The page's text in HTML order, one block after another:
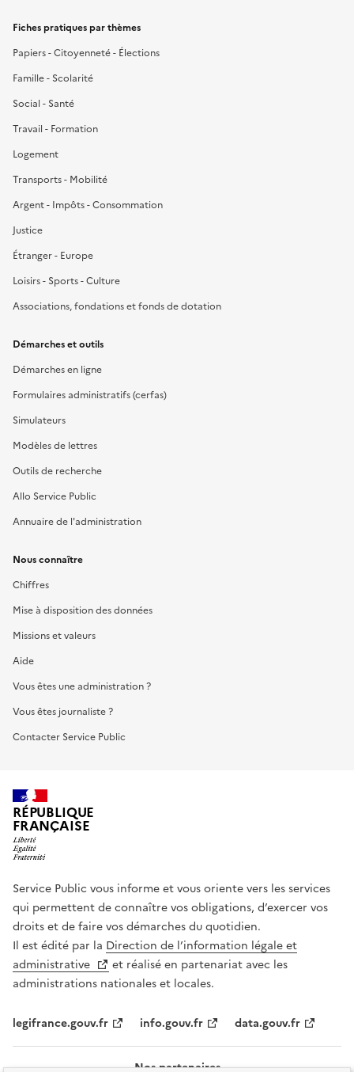
Fiches pratiques par thèmes
Papiers - Citoyenneté - Élections
Famille - Scolarité
Social - Santé
Travail - Formation
Logement
Transports - Mobilité
Argent - Impôts - Consommation
Justice
Étranger - Europe
Loisirs - Sports - Culture
Associations, fondations et fonds de dotation
Démarches et outils
Démarches en ligne
Formulaires administratifs (cerfas)
Simulateurs
Modèles de lettres
Outils de recherche
Allo Service Public
Annuaire de l'administration
Nous connaître
Chiffres
Mise à disposition des données
Missions et valeurs
Aide
Vous êtes une administration ?
Vous êtes journaliste ?
Contacter Service Public
RÉPUBLIQUE
FRANÇAISE
Service Public vous informe et vous oriente vers les services
qui permettent de connaître vos obligations, d’exercer vos
droits et de faire vos démarches du quotidien.
Il est édité par la Direction de l’information légale et
administrative
et réalisé en partenariat avec les
administrations nationales et locales.
legifrance.gouv.fr info.gouv.fr data.gouv.fr
Nos partenaires